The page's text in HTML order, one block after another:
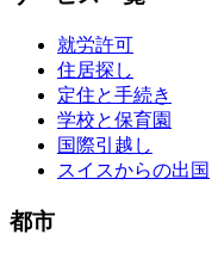
就労許可
住居探し
定住と手続き
学校と保育園
国際引越し
スイスからの出国
都市